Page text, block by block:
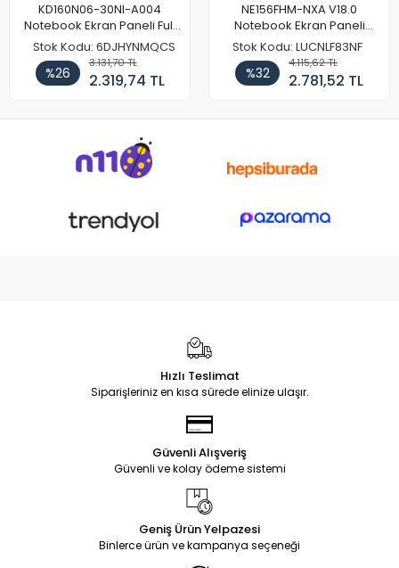
KD160N06-30NI-A004
Notebook Ekran Paneli Full
HD
Stok Kodu: 6DJHYNMQCS
%26
3.131,70 TL
2.319,74 TL
NE156FHM-NXA V18.0
Notebook Ekran Paneli
144Hz
Stok Kodu: LUCNLF83NF
%32
4.115,62 TL
2.781,52 TL
Hızlı Teslimat
Siparişleriniz en kısa sürede elinize ulaşır.
Güvenli Alışveriş
Güvenli ve kolay ödeme sistemi
Geniş Ürün Yelpazesi
Binlerce ürün ve kampanya seçeneği